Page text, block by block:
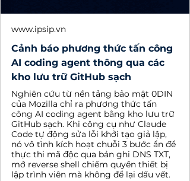
www.ipsip.vn
Cảnh báo phương thức tấn công
AI coding agent thông qua các
kho lưu trữ GitHub sạch
Nghiên cứu từ nền tảng bảo mật 0DIN
của Mozilla chỉ ra phương thức tấn
công AI coding agent bằng kho lưu trữ
GitHub sạch. Khi công cụ như Claude
Code tự động sửa lỗi khởi tạo giả lập,
nó vô tình kích hoạt chuỗi 3 bước ẩn để
thực thi mã độc qua bản ghi DNS TXT,
mở reverse shell chiếm quyền thiết bị
lập trình viên mà không để lại dấu vết.